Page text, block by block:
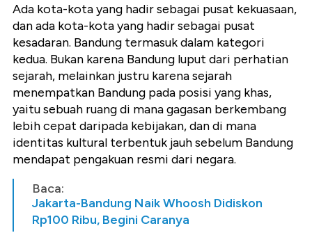
Ada kota-kota yang hadir sebagai pusat kekuasaan,
dan ada kota-kota yang hadir sebagai pusat
kesadaran. Bandung termasuk dalam kategori
kedua. Bukan karena Bandung luput dari perhatian
sejarah, melainkan justru karena sejarah
menempatkan Bandung pada posisi yang khas,
yaitu sebuah ruang di mana gagasan berkembang
lebih cepat daripada kebijakan, dan di mana
identitas kultural terbentuk jauh sebelum Bandung
mendapat pengakuan resmi dari negara.
Baca:
Jakarta-Bandung Naik Whoosh Didiskon
Rp100 Ribu, Begini Caranya